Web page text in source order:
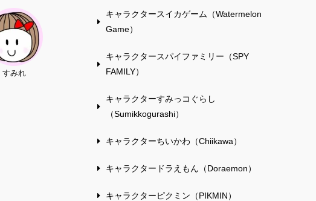
すみれ
キャラクタースイカゲーム（Watermelon
Game）
キャラクタースパイファミリー（SPY
FAMILY）
キャラクターすみっコぐらし
（Sumikkogurashi）
キャラクターちいかわ（Chiikawa）
キャラクタードラえもん（Doraemon）
キャラクターピクミン（PIKMIN）